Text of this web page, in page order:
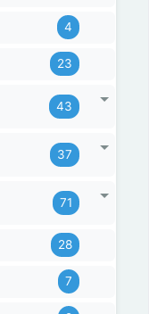
4
23
43
37
71
28
7